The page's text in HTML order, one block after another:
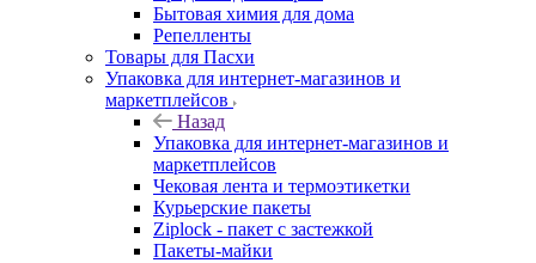
Бытовая химия для дома
Репелленты
Товары для Пасхи
Упаковка для интернет-магазинов и
маркетплейсов
Назад
Упаковка для интернет-магазинов и
маркетплейсов
Чековая лента и термоэтикетки
Курьерские пакеты
Ziplock - пакет с застежкой
Пакеты-майки